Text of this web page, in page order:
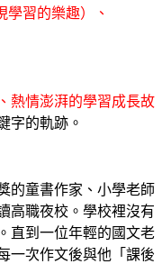
學習的樂趣）、
熱情澎湃的學習成長故
字的軌跡。
的童書作家、小學老師
高職夜校。學校裡沒有
直到一位年輕的國文老
一次作文後與他「課後